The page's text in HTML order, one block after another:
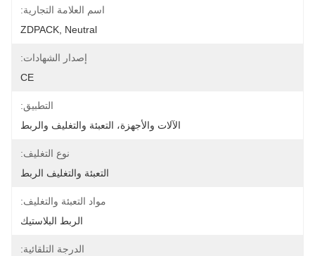
اسم العلامة التجارية:
ZDPACK, Neutral
إصدار الشهادات:
CE
التطبيق:
الآلات والأجهزة، التعبئة والتغليف والربط
نوع التغليف:
التعبئة والتغليف الربط
مواد التعبئة والتغليف:
الربط البلاستيك
الدرجة التلقائية: